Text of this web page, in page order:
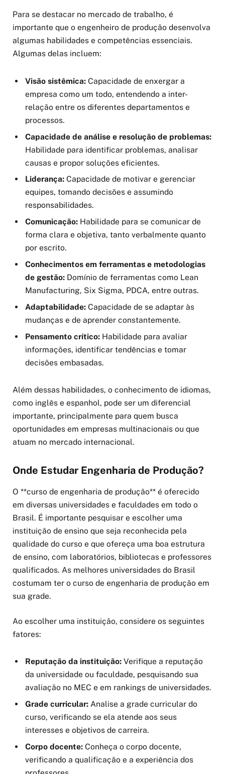
Para se destacar no mercado de trabalho, é
importante que o engenheiro de produção desenvolva
algumas habilidades e competências essenciais.
Algumas delas incluem:
Visão sistêmica: Capacidade de enxergar a
empresa como um todo, entendendo a inter-
relação entre os diferentes departamentos e
processos.
Capacidade de análise e resolução de problemas:
Habilidade para identificar problemas, analisar
causas e propor soluções eficientes.
Liderança: Capacidade de motivar e gerenciar
equipes, tomando decisões e assumindo
responsabilidades.
Comunicação: Habilidade para se comunicar de
forma clara e objetiva, tanto verbalmente quanto
por escrito.
Conhecimentos em ferramentas e metodologias
de gestão: Domínio de ferramentas como Lean
Manufacturing, Six Sigma, PDCA, entre outras.
Adaptabilidade: Capacidade de se adaptar às
mudanças e de aprender constantemente.
Pensamento crítico: Habilidade para avaliar
informações, identificar tendências e tomar
decisões embasadas.
Além dessas habilidades, o conhecimento de idiomas,
como inglês e espanhol, pode ser um diferencial
importante, principalmente para quem busca
oportunidades em empresas multinacionais ou que
atuam no mercado internacional.
Onde Estudar Engenharia de Produção?
O **curso de engenharia de produção** é oferecido
em diversas universidades e faculdades em todo o
Brasil. É importante pesquisar e escolher uma
instituição de ensino que seja reconhecida pela
qualidade do curso e que ofereça uma boa estrutura
de ensino, com laboratórios, bibliotecas e professores
qualificados. As melhores universidades do Brasil
costumam ter o curso de engenharia de produção em
sua grade.
Ao escolher uma instituição, considere os seguintes
fatores:
Reputação da instituição: Verifique a reputação
da universidade ou faculdade, pesquisando sua
avaliação no MEC e em rankings de universidades.
Grade curricular: Analise a grade curricular do
curso, verificando se ela atende aos seus
interesses e objetivos de carreira.
Corpo docente: Conheça o corpo docente,
verificando a qualificação e a experiência dos